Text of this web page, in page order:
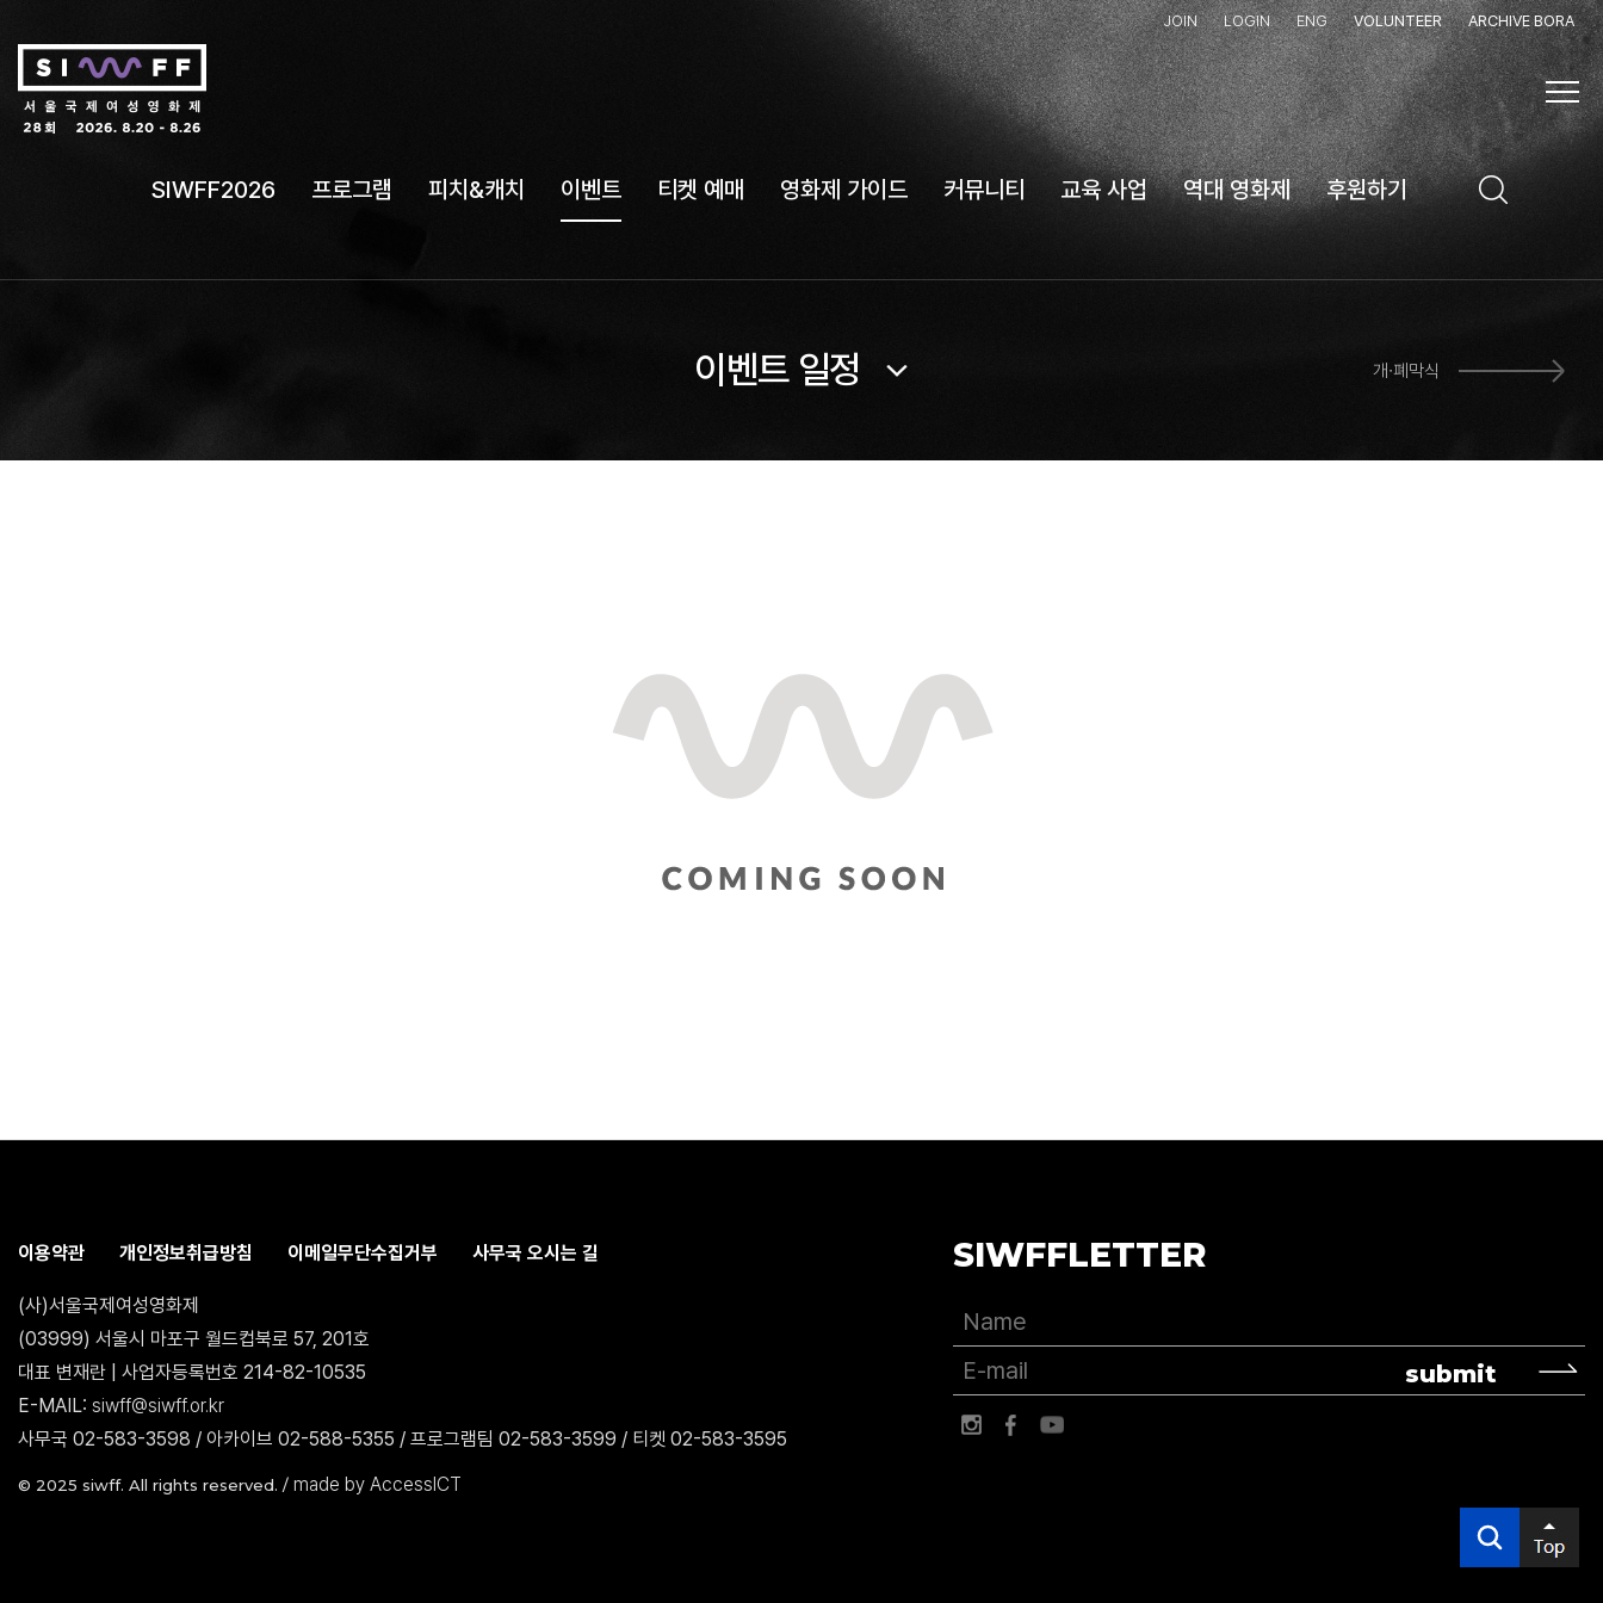
JOIN LOGIN ENG VOLUNTEER ARCHIVE BORA
SIWFF2026 프로그램 피치&캐치 이벤트 티켓 예매 영화제 가이드 커뮤니티 교육 사업 역대 영화제 후원하기
이벤트 일정 개∙폐막식
이용약관 개인정보취급방침 이메일무단수집거부 사무국 오시는 길
(사)서울국제여성영화제
(03999) 서울시 마포구 월드컵북로 57, 201호
대표 변재란 | 사업자등록번호 214-82-10535
E-MAIL: siwff@siwff.or.kr
사무국 02-583-3598 / 아카이브 02-588-5355 / 프로그램팀 02-583-3599 / 티켓 02-583-3595
© 2025 siwff. All rights reserved. / made by AccessICT
SIWFFLETTER
submit